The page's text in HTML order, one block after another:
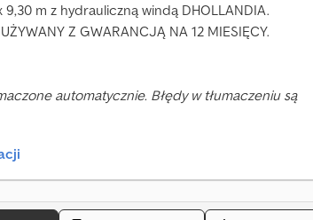
m z hydrauliczną windą DHOLLANDIA.
Z GWARANCJĄ NA 12 MIESIĘCY.
automatycznie. Błędy w tłumaczeniu są